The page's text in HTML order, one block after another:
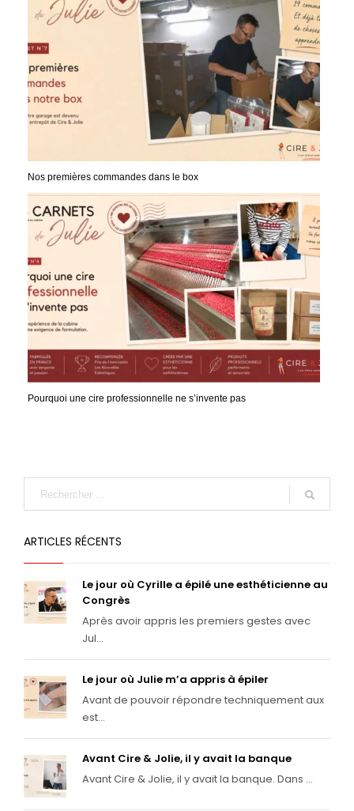
Nos premières commandes dans le box
Pourquoi une cire professionnelle ne s’invente pas
ARTICLES RÉCENTS
Le jour où Cyrille a épilé une esthéticienne au
Congrès
Après avoir appris les premiers gestes avec
Jul...
Le jour où Julie m’a appris à épiler
Avant de pouvoir répondre techniquement aux
est...
Avant Cire & Jolie, il y avait la banque
Avant Cire & Jolie, il y avait la banque. Dans ...